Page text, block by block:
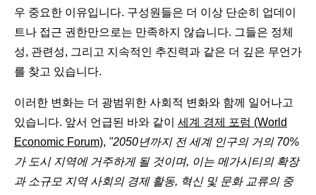
우 중요한 이유입니다. 구성원들은 더 이상 단순히 업데이
트나 접근 권한만으로는 만족하지 않습니다. 그들은 정체
성, 관련성, 그리고 지속적인 추진력과 같은 더 깊은 무언가
를 찾고 있습니다.
이러한 변화는 더 광범위한 사회적 변화와 함께 일어나고
있습니다. 앞서 언급된 바와 같이 세계 경제 포럼 (World
Economic Forum), "2050년까지 전 세계 인구의 거의 70%
가 도시 지역에 거주하게 될 것이며, 이는 메가시티의 확장
과 소규모 지역 사회의 경제 활동, 혁신 및 문화 교류의 중